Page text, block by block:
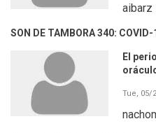
aibarz
SON DE TAMBORA 340:
El
Tue, 05/